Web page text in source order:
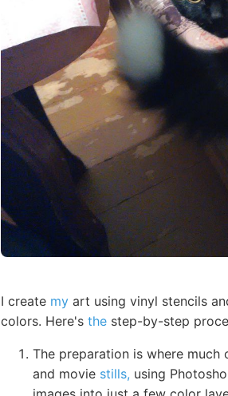
I create my art using vinyl stencils
colors. Here's the step-by-step
The preparation is where
and movie stills, using